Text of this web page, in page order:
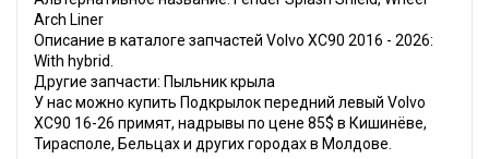
Arch Liner
Описание в каталоге запчастей Volvo XC90 2016 - 2026:
With hybrid.
Другие запчасти: Пыльник крыла
У нас можно купить Подкрылок передний левый Volvo
XC90 16-26 примят, надрывы по цене 85$ в Кишинёве,
Тирасполе, Бельцах и других городах в Молдове.